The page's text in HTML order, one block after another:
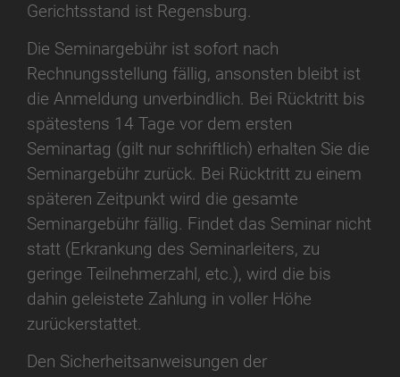
Gerichtsstand ist Regensburg.
Die Seminargebühr ist sofort nach
Rechnungsstellung fällig, ansonsten bleibt ist
die Anmeldung unverbindlich. Bei Rücktritt bis
spätestens 14 Tage vor dem ersten
Seminartag (gilt nur schriftlich) erhalten Sie die
Seminargebühr zurück. Bei Rücktritt zu einem
späteren Zeitpunkt wird die gesamte
Seminargebühr fällig. Findet das Seminar nicht
statt (Erkrankung des Seminarleiters, zu
geringe Teilnehmerzahl, etc.), wird die bis
dahin geleistete Zahlung in voller Höhe
zurückerstattet.
Den Sicherheitsanweisungen der